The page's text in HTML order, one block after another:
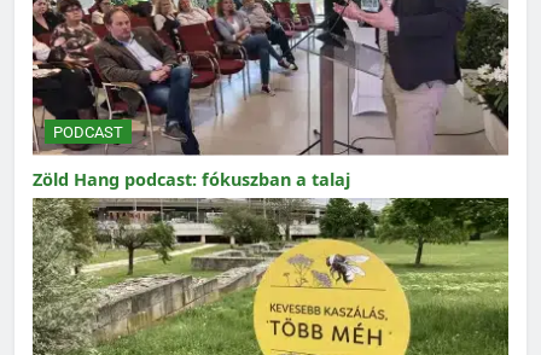
PODCAST
Zöld Hang podcast: fókuszban a talaj